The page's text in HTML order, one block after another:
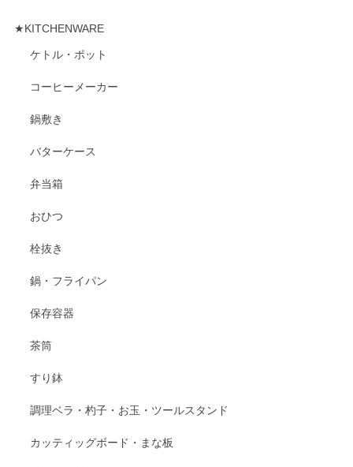
★KITCHENWARE
ケトル・ポット
コーヒーメーカー
鍋敷き
バターケース
弁当箱
おひつ
栓抜き
鍋・フライパン
保存容器
茶筒
すり鉢
調理ベラ・杓子・お玉・ツールスタンド
カッティッグボード・まな板